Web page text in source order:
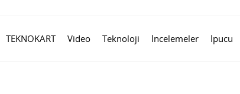
TEKNOKART Video Teknoloji İncelemeler İpucu